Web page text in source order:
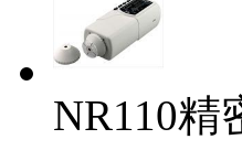
NR110精